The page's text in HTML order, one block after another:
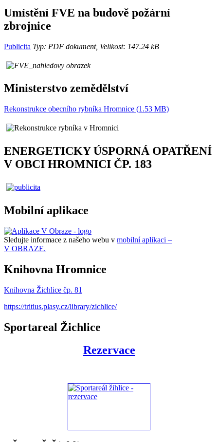
Umístění FVE na budově požární
zbrojnice
Publicita Typ: PDF dokument, Velikost: 147.24 kB
Ministerstvo zemědělství
Rekonstrukce obecního rybníka Hromnice (1.53 MB)
ENERGETICKY ÚSPORNÁ OPATŘENÍ
V OBCI HROMNICI ČP. 183
Mobilní aplikace
Sledujte informace z našeho webu v mobilní aplikaci –
V OBRAZE.
Knihovna Hromnice
Knihovna Žichlice čp. 81
https://tritius.plasy.cz/library/zichlice/
Sportareal Žichlice
Rezervace